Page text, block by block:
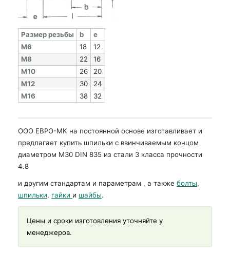
Раз­мер резь­бы b
e
M6
18
12
M8
22
16
M10
26
20
M12
30
24
M16
38 32
ООО ЕВРО-МК на постоянной основе изготавливает и
предлагает купить шпильки с ввинчиваемым концом
диаметром М30 DIN 835 из стали 3 класса прочности
4.8
и другим стандартам и параметрам , а также болты,
шпильки, гайки и шайбы.
Цены и сроки изготовления уточняйте у
менеджеров.